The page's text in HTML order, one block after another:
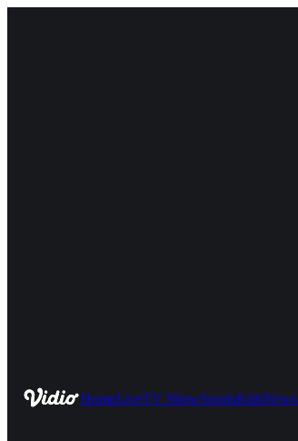
HomeLiveTV ShowSportsKidsNews